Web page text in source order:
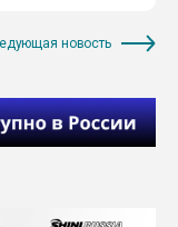
новость